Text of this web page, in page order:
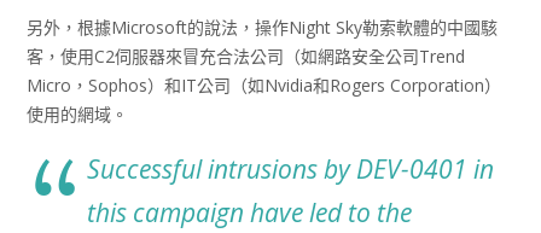
另外，根據Microsoft的說法，操作Night Sky勒索軟體的中國駭
客，使用C2伺服器來冒充合法公司（如網路安全公司Trend
Micro，Sophos）和IT公司（如Nvidia和Rogers Corporation）
使用的網域。
Successful intrusions by DEV-0401 in
this campaign have led to the